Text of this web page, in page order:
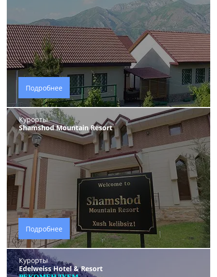
Подробнее
Курорты
Shamshod Mountain Resort
Подробнее
Курорты
Edelweiss Hotel & Resort